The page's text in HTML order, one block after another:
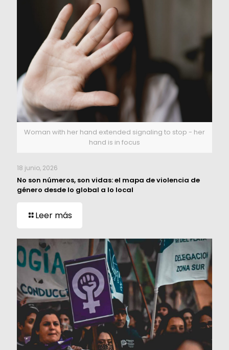
Woman with her hand extended signaling to stop - her
hand is in focus
18 junio, 2026
No son números, son vidas: el mapa de violencia de
género desde lo global a lo local
Leer más